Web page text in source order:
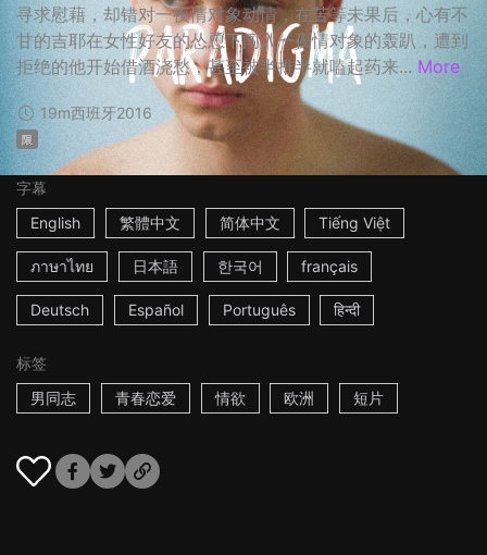
寻求慰藉，却错对一夜情对象动情，在苦等未果后，心有不
甘的吉耶在女性好友的怂恿下闯入一夜情对象的轰趴，遭到
拒绝的他开始借酒浇愁，甚至被半推半就嗑起药来... More
19m西班牙2016
限
字幕
English
繁體中文 简体中文 Tiếng Việt
ภาษาไทย 日本語 한국어 français
Deutsch Español Português हिन्दी
标签
男同志
青春恋爱 情欲 欧洲 短片